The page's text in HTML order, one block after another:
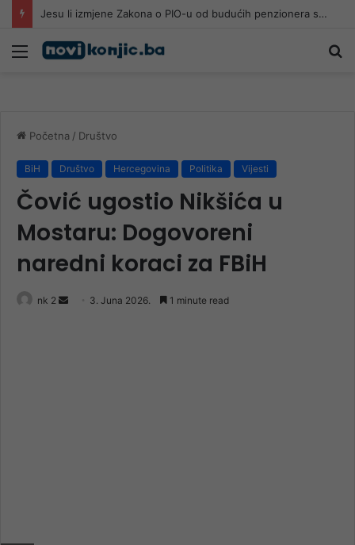
Jesu li izmjene Zakona o PIO-u od budućih penzionera sa 30 godina staža i 65 godina života napravile socijalne slučajeve
Meni
Početna / Društvo
BiH Društvo Hercegovina Politika Vijesti
Čović ugostio Nikšića u
Mostaru: Dogovoreni
naredni koraci za FBiH
nk 2
Send 3. Juna 2026. 1 minute read